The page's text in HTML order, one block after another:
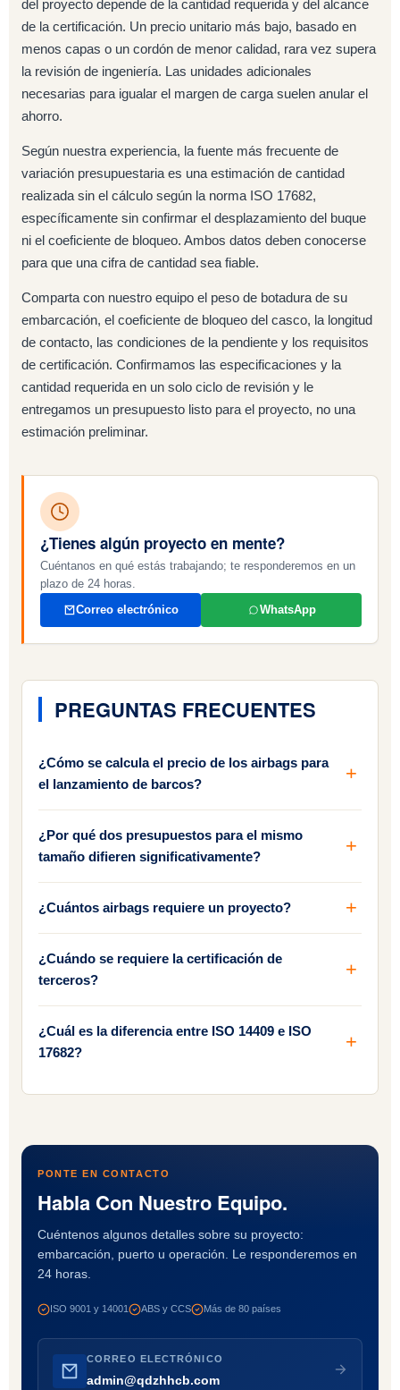
del proyecto depende de la cantidad requerida y del alcance
de la certificación. Un precio unitario más bajo, basado en
menos capas o un cordón de menor calidad, rara vez supera
la revisión de ingeniería. Las unidades adicionales
necesarias para igualar el margen de carga suelen anular el
ahorro.
Según nuestra experiencia, la fuente más frecuente de
variación presupuestaria es una estimación de cantidad
realizada sin el cálculo según la norma ISO 17682,
específicamente sin confirmar el desplazamiento del buque
ni el coeficiente de bloqueo. Ambos datos deben conocerse
para que una cifra de cantidad sea fiable.
Comparta con nuestro equipo el peso de botadura de su
embarcación, el coeficiente de bloqueo del casco, la longitud
de contacto, las condiciones de la pendiente y los requisitos
de certificación. Confirmamos las especificaciones y la
cantidad requerida en un solo ciclo de revisión y le
entregamos un presupuesto listo para el proyecto, no una
estimación preliminar.
¿Tienes algún proyecto en mente?
Cuéntanos en qué estás trabajando; te responderemos en un
plazo de 24 horas.
Correo electrónico
WhatsApp
PREGUNTAS FRECUENTES
¿Cómo se calcula el precio de los airbags para
el lanzamiento de barcos?
¿Por qué dos presupuestos para el mismo
tamaño difieren significativamente?
¿Cuántos airbags requiere un proyecto?
¿Cuándo se requiere la certificación de
terceros?
¿Cuál es la diferencia entre ISO 14409 e ISO
17682?
PONTE EN CONTACTO
Habla Con Nuestro Equipo.
Cuéntenos algunos detalles sobre su proyecto:
embarcación, puerto u operación. Le responderemos en
24 horas.
ISO 9001 y 14001 ABS y CCS Más de 80 países
CORREO ELECTRÓNICO
admin@qdzhhcb.com